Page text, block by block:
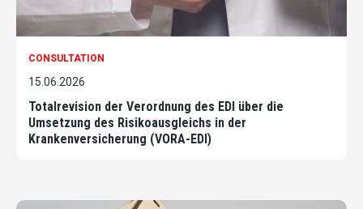
CONSULTATION
15.06.2026
Totalrevision der Verordnung des EDI über die
Umsetzung des Risikoausgleichs in der
Krankenversicherung (VORA-EDI)